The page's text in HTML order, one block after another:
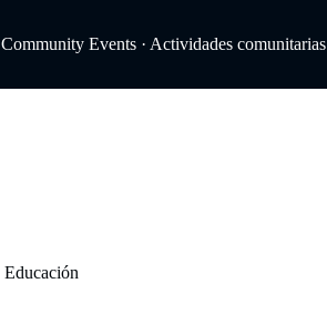
Community Events · Actividades comunitarias
Educación